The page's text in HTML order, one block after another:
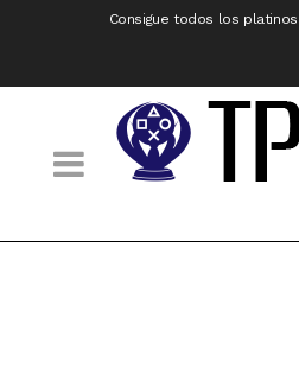
Consigue todos los platinos